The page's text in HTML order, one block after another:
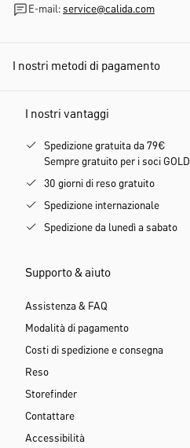
E-mail: service@calida.com
I nostri metodi di pagamento
I nostri vantaggi
Spedizione gratuita da 79€
Sempre gratuito per i soci GOLD
30 giorni di reso gratuito
Spedizione internazionale
Spedizione da lunedì a sabato
Supporto & aiuto
Assistenza & FAQ
Modalità di pagamento
Costi di spedizione e consegna
Reso
Storefinder
Contattare
Accessibilità